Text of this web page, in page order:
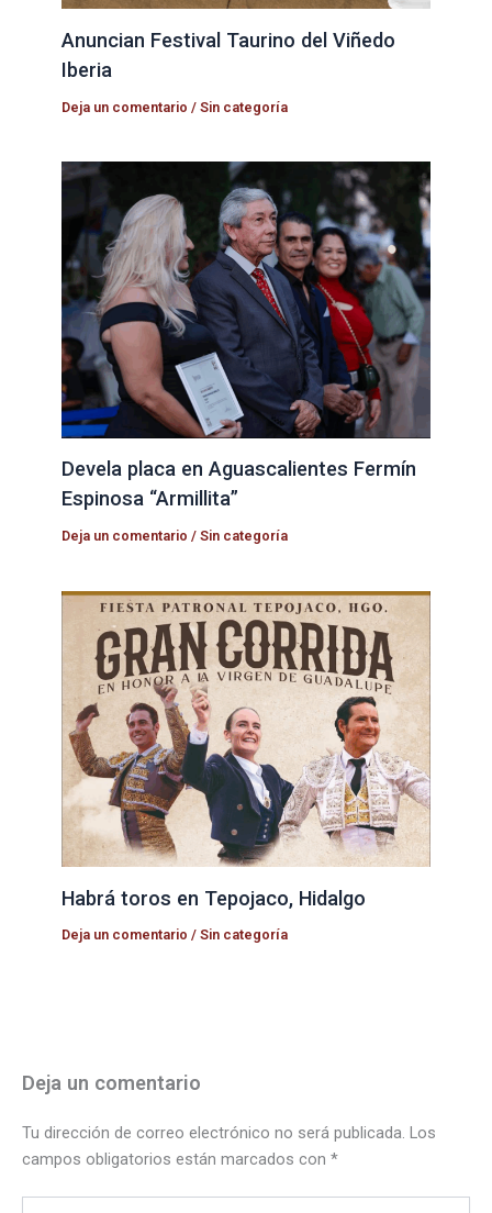
Anuncian Festival Taurino del Viñedo
Iberia
Deja un comentario /Sin categoría
Devela placa en Aguascalientes Fermín
Espinosa “Armillita”
Deja un comentario /Sin categoría
Habrá toros en Tepojaco, Hidalgo
Deja un comentario /Sin categoría
Deja un comentario
Tu dirección de correo electrónico no será publicada. Los
campos obligatorios están marcados con *